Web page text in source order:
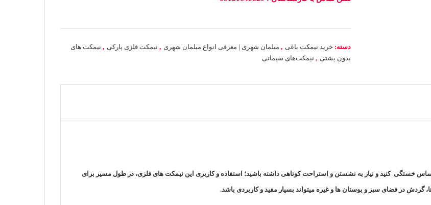
دسته: خرید نیمکت باغی , مبلمان شهری | معرفی انواع مبلمان شهری , نیمکت فلزی پارکی , نیمکت های
بدون پشتی , نیمکت‌های سیمانی
خستگی کنید و نیاز به نشستن و استراحت کوتاهی داشته باشید؛ استفاده و کاربری این نیمکت های فلزی، در طول مسیر برای
گردش در فضای سبز و بوستان ها و غیره میتواند بسیار مفید و کاربردی باشد.